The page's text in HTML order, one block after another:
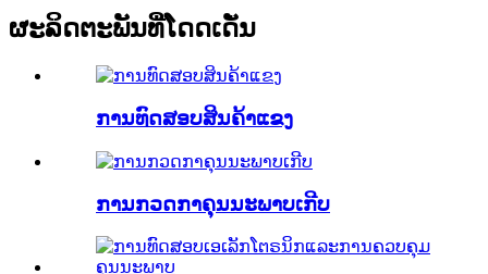
ຜະລິດຕະພັນທີ່ໂດດເດັ່ນ
ການທົດສອບສິນຄ້າແຂງ
ການກວດກາຄຸນນະພາບເກີບ